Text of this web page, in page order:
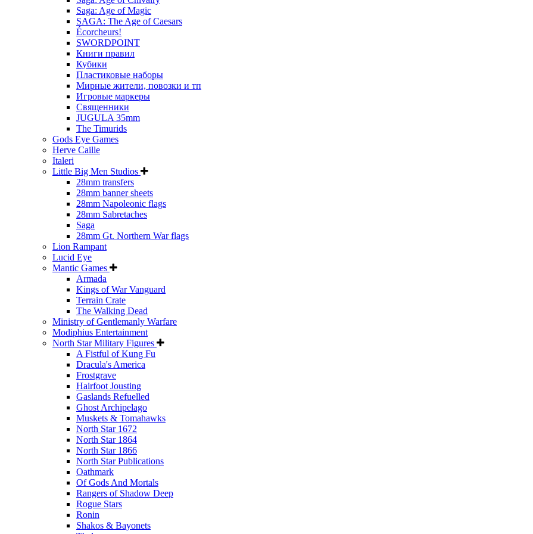
Saga: Age of Magic
SAGA: The Age of Caesars
Écorcheurs!
SWORDPOINT
Книги правил
Кубики
Пластиковые наборы
Мирные жители, повозки и тп
Игровые маркеры
Священники
JUGULA 35mm
The Timurids
Gods Eye Games
Herve Caille
Italeri
Little Big Men Studios
28mm transfers
28mm banner sheets
28mm Napoleonic flags
28mm Sabretaches
Saga
28mm Gt. Northern War flags
Lion Rampant
Lucid Eye
Mantic Games
Armada
Kings of War Vanguard
Terrain Crate
The Walking Dead
Ministry of Gentlemanly Warfare
Modiphius Entertainment
North Star Military Figures
A Fistful of Kung Fu
Dracula's America
Frostgrave
Hairfoot Jousting
Gaslands Refuelled
Ghost Archipelago
Muskets & Tomahawks
North Star 1672
North Star 1864
North Star 1866
North Star Publications
Oathmark
Of Gods And Mortals
Rangers of Shadow Deep
Rogue Stars
Ronin
Shakos & Bayonets